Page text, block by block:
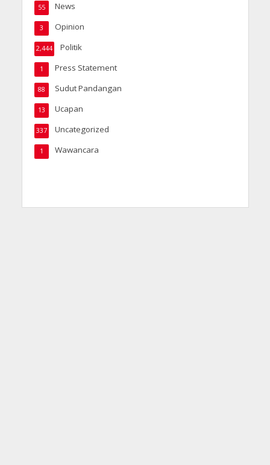
News
55
Opinion
3
Politik
2,444
Press Statement
1
Sudut Pandangan
88
Ucapan
13
Uncategorized
337
Wawancara
1